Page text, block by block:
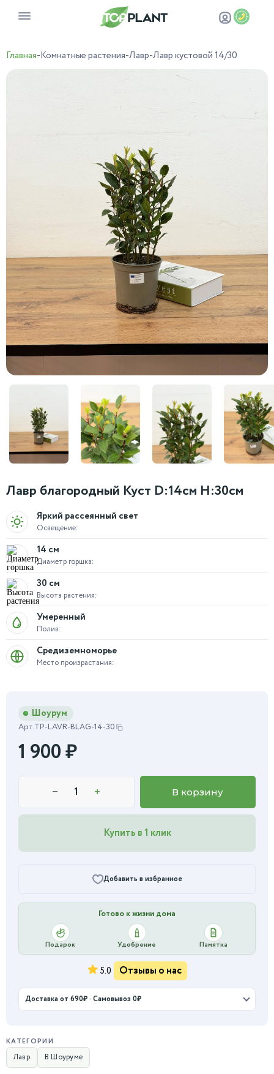
Главная-Комнатные растения-Лавр-Лавр кустовой 14/30
Лавр благородный Куст D:14см H:30см
Освещение:
Яркий рассеянный свет
Диаметр горшка:
14 см
Высота растения:
30 см
Полив:
Умеренный
Место произрастания:
Средиземноморье
Шоурум
Арт.TP-LAVR-BLAG-14-30
1 900₽
− + В корзину
Купить в 1 клик
Добавить в избранное
Готово к жизни дома
Подарок Удобрение Памятка
5.0 Отзывы о нас
Доставка от 690₽ · Самовывоз 0₽
КАТЕГОРИИ
Лавр В Шоуруме